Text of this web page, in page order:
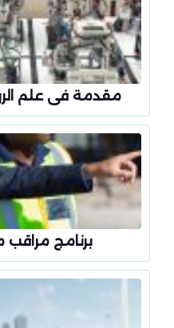
مقدمة فى علم
برنامج